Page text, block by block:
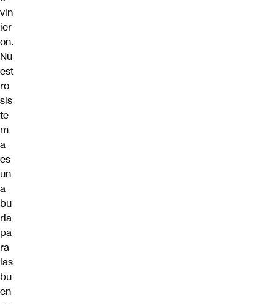
vin
ier
on.
Nu
est
ro
sis
te
m
a
es
un
a
bu
rla
pa
ra
las
bu
en